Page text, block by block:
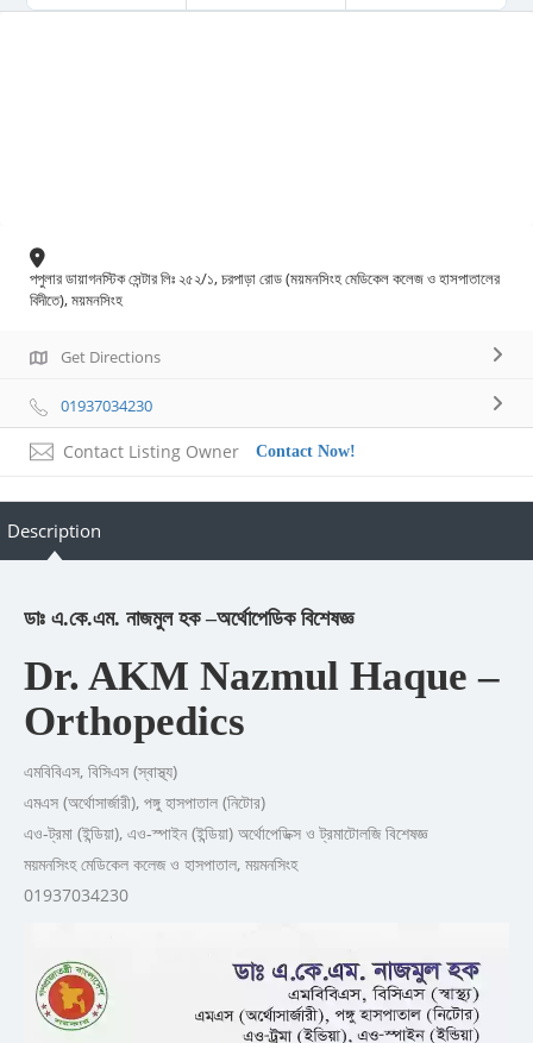
পপুলার ডায়াগনস্টিক সেন্টার লিঃ ২৫২/১, চরপাড়া রোড (ময়মনসিংহ মেডিকেল কলেজ ও হাসপাতালের
বিদীতে), ময়মনসিংহ
Get Directions
01937034230
Contact Listing Owner Contact Now!
Description
ডাঃ এ.কে.এম. নাজমুল হক –অর্থোপেডিক বিশেষজ্ঞ
Dr. AKM Nazmul Haque –
Orthopedics
এমবিবিএস, বিসিএস (স্বাস্থ্য)
এমএস (অর্থোসার্জারী), পঙ্গু হাসপাতাল (নিটোর)
এও-ট্রমা (ইন্ডিয়া), এও-স্পাইন (ইন্ডিয়া) অর্থোপেডিক্স ও ট্রমাটোলজি বিশেষজ্ঞ
ময়মনসিংহ মেডিকেল কলেজ ও হাসপাতাল, ময়মনসিংহ
01937034230